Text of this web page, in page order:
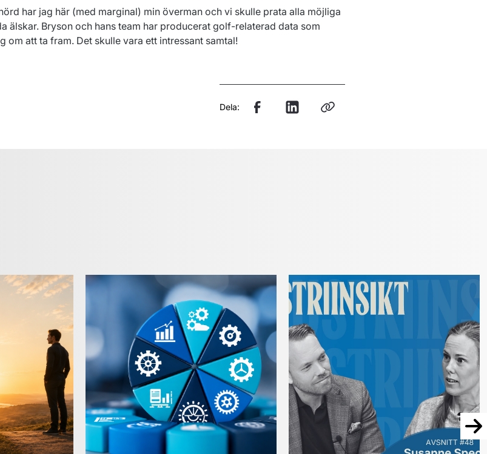
har jag här (med marginal) min överman och vi skulle prata alla möjliga
älskar. Bryson och hans team har producerat golf-relaterad data som
om att ta fram. Det skulle vara ett intressant samtal!
Dela: